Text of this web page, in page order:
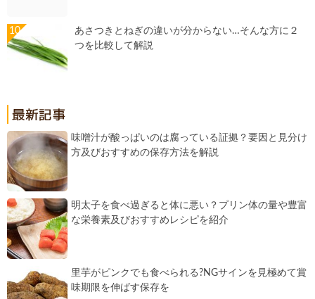
あさつきとねぎの違いが分からない…そんな方に２
つを比較して解説
味噌汁が酸っぱいのは腐っている証拠？要因と見分け
方及びおすすめの保存方法を解説
明太子を食べ過ぎると体に悪い？プリン体の量や豊富
な栄養素及びおすすめレシピを紹介
里芋がピンクでも食べられる?NGサインを見極めて賞
味期限を伸ばす保存を